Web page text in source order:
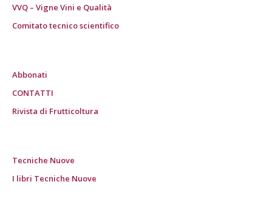
VVQ – Vigne Vini e Qualità
Comitato tecnico scientifico
Abbonati
CONTATTI
Rivista di Frutticoltura
Tecniche Nuove
I libri Tecniche Nuove